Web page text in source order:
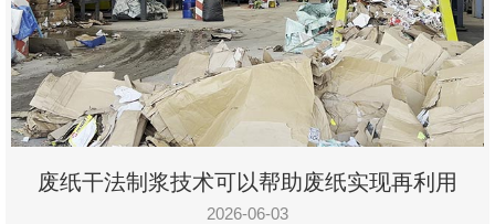
废纸干法制浆技术可以帮助废纸实现再利用
2026-06-03